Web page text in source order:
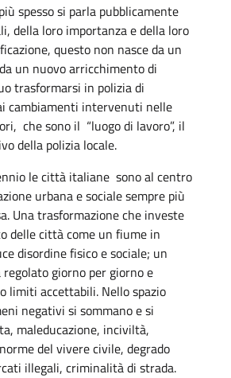
spesso si parla pubblicamente
della loro importanza e della loro
questo non nasce da un
un nuovo arricchimento di
trasformarsi in polizia di
cambiamenti intervenuti nelle
che sono il “luogo di lavoro”, il
della polizia locale.
le città italiane sono al centro
urbana e sociale sempre più
Una trasformazione che investe
delle città come un fiume in
disordine fisico e sociale; un
giorno per giorno e
limiti accettabili. Nello spazio
negativi si sommano e si
maleducazione, inciviltà,
del vivere civile, degrado
illegali, criminalità di strada.